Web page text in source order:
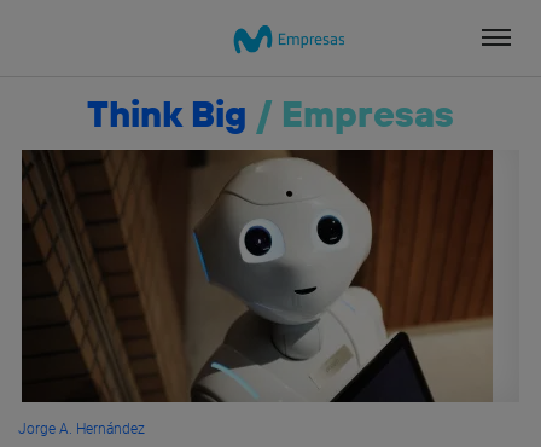
Think Big / Empresas
Jorge A. Hernández